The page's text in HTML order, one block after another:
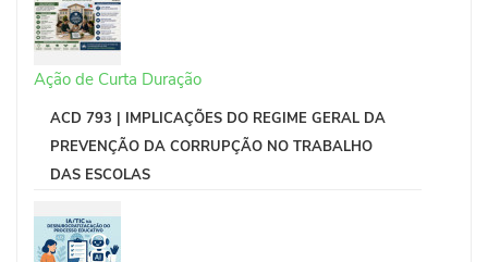
Ação de Curta Duração
ACD 793 | IMPLICAÇÕES DO REGIME GERAL DA
PREVENÇÃO DA CORRUPÇÃO NO TRABALHO
DAS ESCOLAS